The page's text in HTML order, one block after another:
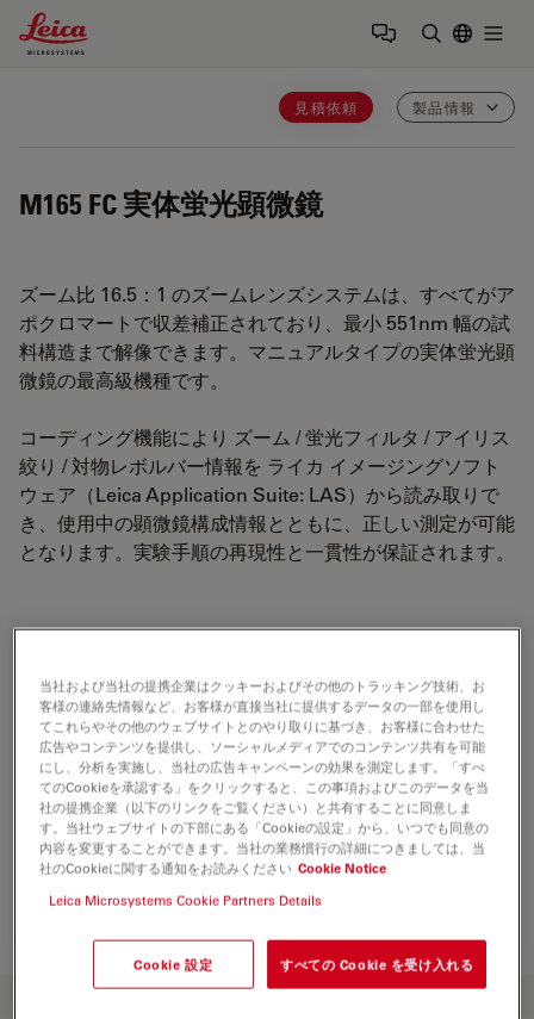
Leica Microsystems Logo
見積依頼 製品情報
M165 FC 実体蛍光顕微鏡
ズーム比 16.5：1 のズームレンズシステムは、すべてがア
ポクロマートで収差補正されており、最小 551nm 幅の試
料構造まで解像できます。マニュアルタイプの実体蛍光顕
微鏡の最高級機種です。
コーディング機能により ズーム / 蛍光フィルタ / アイリス
絞り / 対物レボルバー情報を ライカ イメージングソフト
ウェア（Leica Application Suite: LAS）から読み取りで
き、使用中の顕微鏡構成情報とともに、正しい測定が可能
となります。実験手順の再現性と一貫性が保証されます。
当社および当社の提携企業はクッキーおよびその他のトラッキング技術、お
客様の連絡先情報など、お客様が直接当社に提供するデータの一部を使用し
てこれらやその他のウェブサイトとのやり取りに基づき、お客様に合わせた
広告やコンテンツを提供し、ソーシャルメディアでのコンテンツ共有を可能
にし、分析を実施し、当社の広告キャンペーンの効果を測定します。「すべ
てのCookieを承認する」をクリックすると、この事項およびこのデータを当
社の提携企業（以下のリンクをご覧ください）と共有することに同意しま
す。当社ウェブサイトの下部にある「Cookieの設定」から、いつでも同意の
内容を変更することができます。当社の業務慣行の詳細につきましては、当
社のCookieに関する通知をお読みください Cookie Notice
Leica Microsystems Cookie Partners Details
Cookie 設定 すべての Cookie を受け入れる